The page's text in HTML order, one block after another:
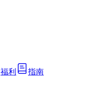
福利 指南